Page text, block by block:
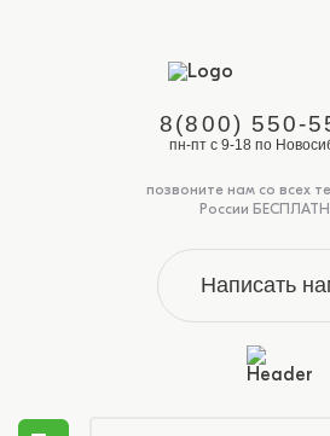
8(800) 550-
пн-пт с 9-18 по
позвоните нам со всех
России
Написать